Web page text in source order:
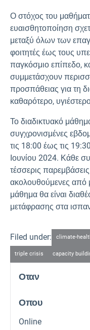
Ο στόχος του
ευαισθητοποίηση
μεταξύ όλων των
φοιτητές έως τους
παγκόσμιο επίπεδο,
συμμετάσχουν
προσπάθειας για τη
καθαρότερο,
Το διαδικτυακό
συγχρονισμένες
τις 18:00 έως τις
Ιουνίου 2024. Κάθε
τέσσερις
ακολουθούμενες από
μάθημα θα είναι
μετάφρασης στα
Filed under: climate-
triple crisis capacity
Οταν
Οπου
Online